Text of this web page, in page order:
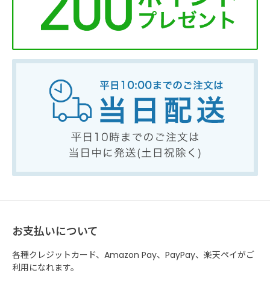
お支払いについて
各種クレジットカード、Amazon Pay、PayPay、楽天ペイがご
利用になれます。